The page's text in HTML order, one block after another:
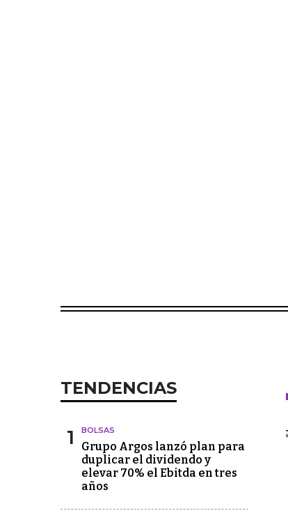
TENDENCIAS
1 BOLSAS
Grupo Argos lanzó plan para
duplicar el dividendo y
elevar 70% el Ebitda en tres
años